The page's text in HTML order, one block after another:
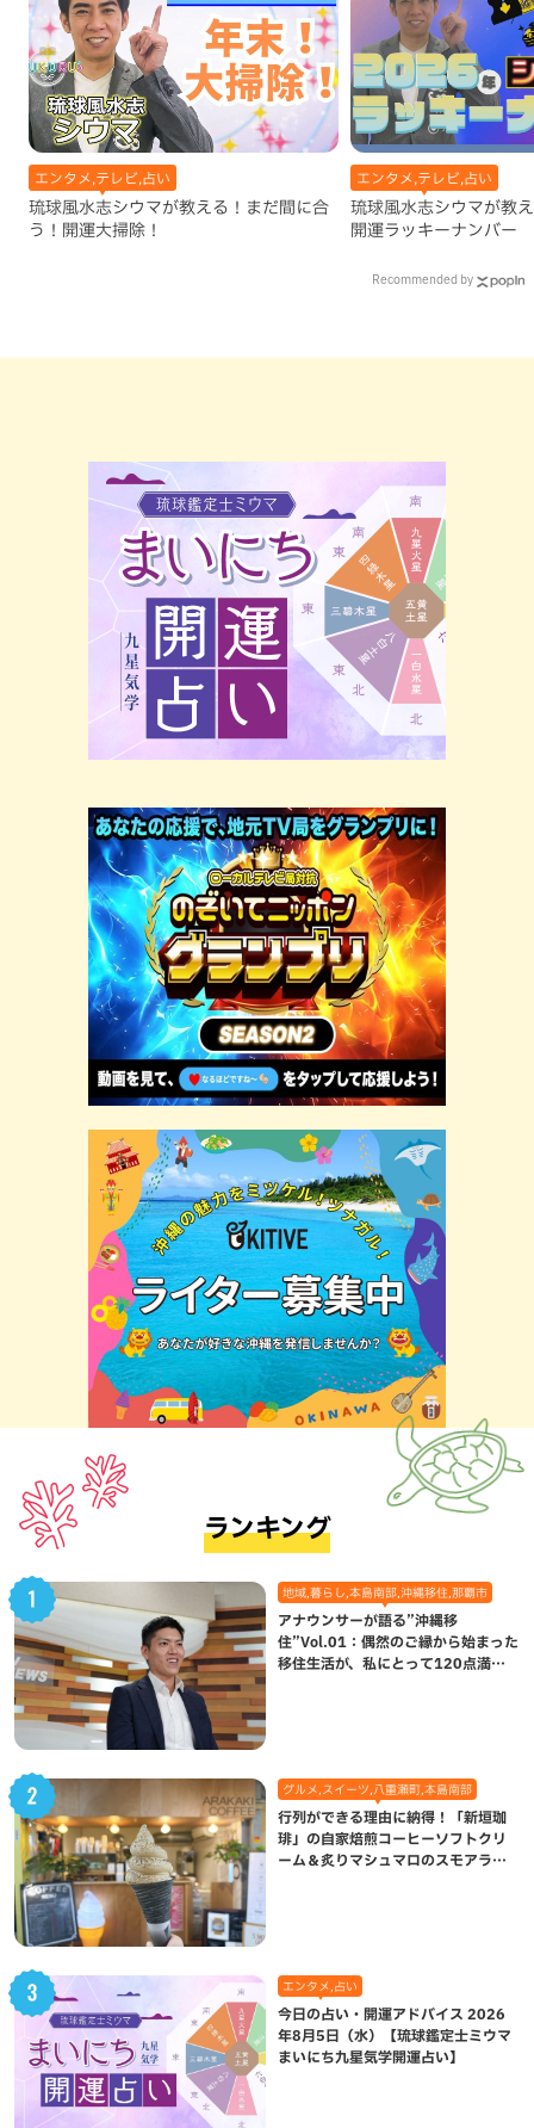
エンタメ,テレビ,占い
琉球風水志シウマが教える！まだ間に合
う！開運大掃除！
エンタメ,テレビ,占い
琉球風水志シウマが教
開運ラッキーナンバー
Recommended by
ランキング
地域,暮らし,本島南部,沖縄移住,那覇市
アナウンサーが語る”沖縄移
住”Vol.01：偶然のご縁から始まった
移住生活が、私にとって120点満点
グルメ,スイーツ,八重瀬町,本島南部
行列ができる理由に納得！「新垣珈
琲」の自家焙煎コーヒーソフトクリ
ーム＆炙りマシュマロのスモアラテ
エンタメ,占い
今日の占い・開運アドバイス 2026
年8月5日（水）【琉球鑑定士ミウマ
まいにち九星気学開運占い】